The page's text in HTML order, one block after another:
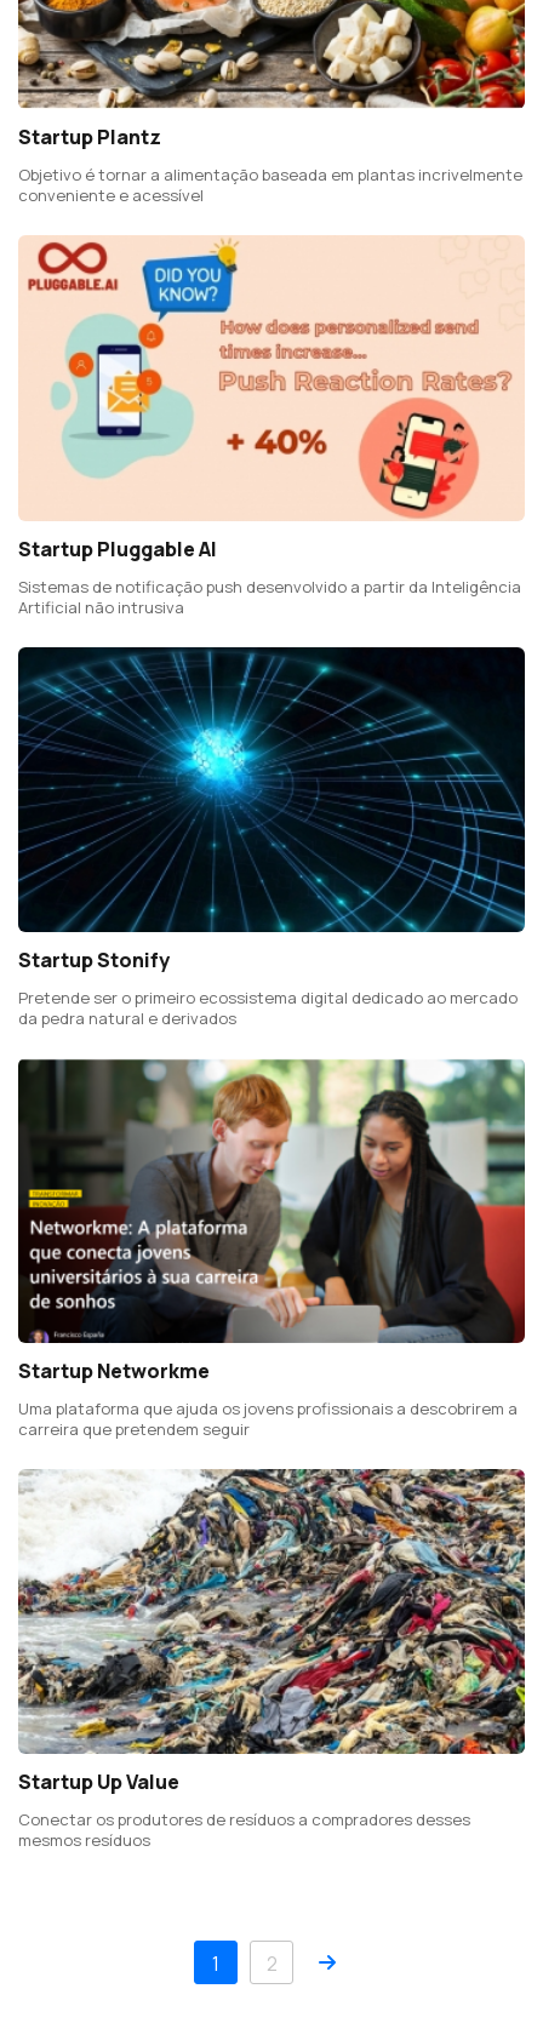
Startup Plantz
Objetivo é tornar a alimentação baseada em plantas incrivelmente
conveniente e acessível
Startup Pluggable AI
Sistemas de notificação push desenvolvido a partir da Inteligência
Artificial não intrusiva
Startup Stonify
Pretende ser o primeiro ecossistema digital dedicado ao mercado
da pedra natural e derivados
Startup Networkme
Uma plataforma que ajuda os jovens profissionais a descobrirem a
carreira que pretendem seguir
Startup Up Value
Conectar os produtores de resíduos a compradores desses
mesmos resíduos
1 2 Próximo